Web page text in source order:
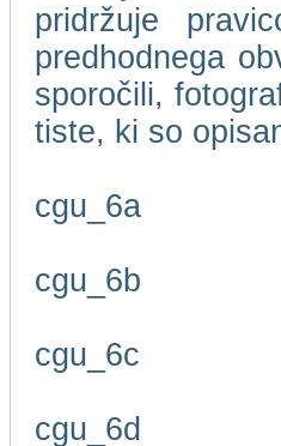
pridržuje
predhodnega
sporočili,
tiste, ki so
cgu_6a
cgu_6b
cgu_6c
cgu_6d